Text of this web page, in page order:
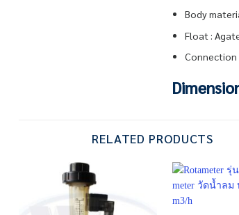
Body
Float :
Connection
RELATED PRODUCTS